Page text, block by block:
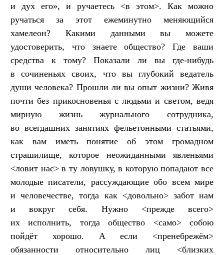
и дух его», и ручаетесь <в этом>. Как можно
ручаться за этот ежеминутно меняющийся
хамелеон? Какими данными вы можете
удостоверить, что знаете общество? Где ваши
средства к тому? Показали ли вы где-нибудь
в сочиненьях своих, что вы глубокий ведатель
души человека? Прошли ли вы опыт жизни? Живя
почти без прикосновенья с людьми и светом, ведя
мирную жизнь журнального сотрудника,
во всегдашних занятиях фельетонными статьями,
как вам иметь понятие об этом громадном
страшилище, которое неожиданными явленьями
<ловит нас> в ту ловушку, в которую попадают все
молодые писатели, рассуждающие обо всем мире
и человечестве, тогда как <довольно> забот нам
и вокруг себя. Нужно <прежде всего>
их исполнить, тогда общество <само> собою
пойдёт хорошо. А если <пренебрежём>
обязанности относительно лиц <близких